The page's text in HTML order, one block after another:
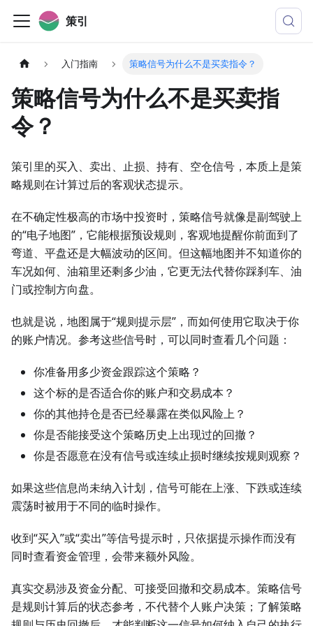
策引
入门指南 策略信号为什么不是买卖指令？
策略信号为什么不是买卖指
令？
策引里的买入、卖出、止损、持有、空仓信号，本质上是策
略规则在计算过后的客观状态提示。
在不确定性极高的市场中投资时，策略信号就像是副驾驶上
的“电子地图”，它能根据预设规则，客观地提醒你前面到了
弯道、平盘还是大幅波动的区间。但这幅地图并不知道你的
车况如何、油箱里还剩多少油，它更无法代替你踩刹车、油
门或控制方向盘。
也就是说，地图属于“规则提示层”，而如何使用它取决于你
的账户情况。参考这些信号时，可以同时查看几个问题：
你准备用多少资金跟踪这个策略？
这个标的是否适合你的账户和交易成本？
你的其他持仓是否已经暴露在类似风险上？
你是否能接受这个策略历史上出现过的回撤？
你是否愿意在没有信号或连续止损时继续按规则观察？
如果这些信息尚未纳入计划，信号可能在上涨、下跌或连续
震荡时被用于不同的临时操作。
收到“买入”或“卖出”等信号提示时，只依据提示操作而没有
同时查看资金管理，会带来额外风险。
真实交易涉及资金分配、可接受回撤和交易成本。策略信号
是规则计算后的状态参考，不代替个人账户决策；了解策略